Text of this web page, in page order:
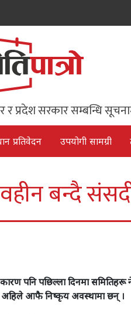
र प्रदेश सरकार सम्बन्धि
प्रतिवेदन उपयोगी सामग्री
बन्दै
पनि पछिल्ला दिनमा समितिहरू
अहिले आफै निष्कृय अवस्थामा छन् ।